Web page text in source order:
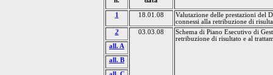
1 18.01.08
Valutazione delle prestazioni del
connessi alla retribuzione di
2
03.03.08
Schema di Piano Esecutivo di
retribuzione di risultato e al
all. A
all. B